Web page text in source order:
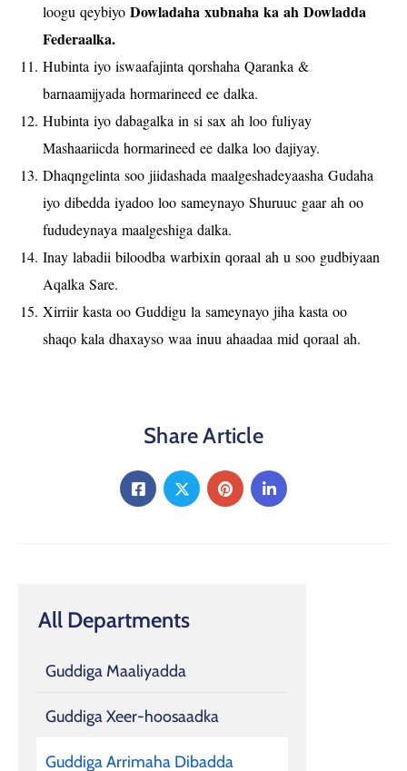
All Departments
Guddiga Maaliyadda
Guddiga Xeer-hoosaadka
Guddiga Arrimaha Dibadda
loogu qeybiyo Dowladaha xubnaha ka ah Dowladda
Federaalka.
Hubinta iyo iswaafajinta qorshaha Qaranka &
barnaamijyada hormarineed ee dalka.
Hubinta iyo dabagalka in si sax ah loo fuliyay
Mashaariicda hormarineed ee dalka loo dajiyay.
Dhaqngelinta soo jiidashada maalgeshadeyaasha Gudaha
iyo dibedda iyadoo loo sameynayo Shuruuc gaar ah oo
fududeynaya maalgeshiga dalka.
Inay labadii biloodba warbixin qoraal ah u soo gudbiyaan
Aqalka Sare.
Xirriir kasta oo Guddigu la sameynayo jiha kasta oo
shaqo kala dhaxayso waa inuu ahaadaa mid qoraal ah.
Share Article